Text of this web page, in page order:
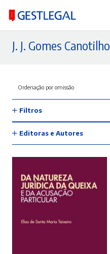
J. J. Gomes Canotilho
Filtros
Editoras e Autores